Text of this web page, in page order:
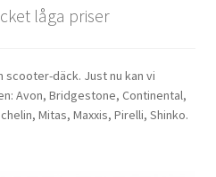
låga priser
scooter-däck. Just nu kan vi
Avon, Bridgestone, Continental,
Mitas, Maxxis, Pirelli, Shinko.